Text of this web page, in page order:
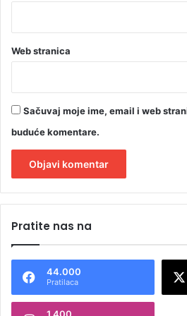
Web stranica
Sačuvaj moje ime, email i web
buduće komentare.
t
n
Pratite nas na
44.000
Pratilaca
1.400